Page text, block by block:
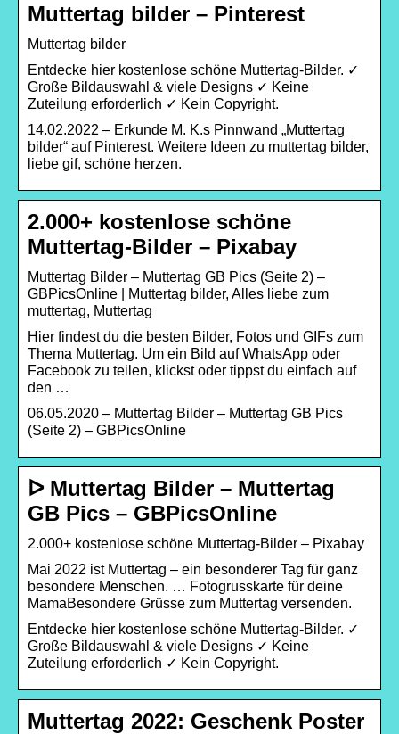
Muttertag bilder – Pinterest
Muttertag bilder
Entdecke hier kostenlose schöne Muttertag-Bilder. ✓
Große Bildauswahl & viele Designs ✓ Keine
Zuteilung erforderlich ✓ Kein Copyright.
14.02.2022 – Erkunde M. K.s Pinnwand „Muttertag
bilder“ auf Pinterest. Weitere Ideen zu muttertag bilder,
liebe gif, schöne herzen.
2.000+ kostenlose schöne
Muttertag-Bilder – Pixabay
Muttertag Bilder – Muttertag GB Pics (Seite 2) –
GBPicsOnline | Muttertag bilder, Alles liebe zum
muttertag, Muttertag
Hier findest du die besten Bilder, Fotos und GIFs zum
Thema Muttertag. Um ein Bild auf WhatsApp oder
Facebook zu teilen, klickst oder tippst du einfach auf
den …
06.05.2020 – Muttertag Bilder – Muttertag GB Pics
(Seite 2) – GBPicsOnline
ᐅ Muttertag Bilder – Muttertag
GB Pics – GBPicsOnline
2.000+ kostenlose schöne Muttertag-Bilder – Pixabay
Mai 2022 ist Muttertag – ein besonderer Tag für ganz
besondere Menschen. … Fotogrusskarte für deine
MamaBesondere Grüsse zum Muttertag versenden.
Entdecke hier kostenlose schöne Muttertag-Bilder. ✓
Große Bildauswahl & viele Designs ✓ Keine
Zuteilung erforderlich ✓ Kein Copyright.
Muttertag 2022: Geschenk Poster